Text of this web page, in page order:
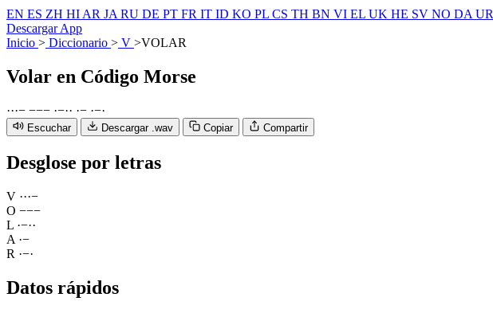
EN ES ZH HI AR JA RU DE PT FR IT ID KO PL CS TH BN VI EL UK HE SV NO DA UR
Descargar App
Inicio > Diccionario > V >VOLAR
Volar en Código Morse
···− −−− ·−·· ·− ·−·
Escuchar Descargar .wav Copiar Compartir
Desglose por letras
V ···−
O −−−
L ·−··
A ·−
R ·−·
Datos rápidos